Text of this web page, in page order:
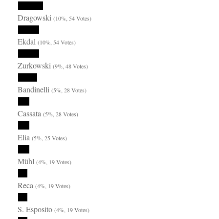
Dragowski(10%, 54 Votes)
Ekdal(10%, 54 Votes)
Zurkowski(9%, 48 Votes)
Bandinelli(5%, 28 Votes)
Cassata(5%, 28 Votes)
Elia(5%, 25 Votes)
Mühl(4%, 19 Votes)
Reca(4%, 19 Votes)
S. Esposito(4%, 19 Votes)